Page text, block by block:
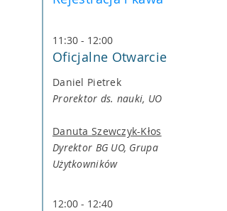
11:30 - 12:00
Oficjalne Otwarcie
Daniel Pietrek
Prorektor ds. nauki, UO
Danuta Szewczyk-Kłos
Dyrektor BG UO, Grupa
Użytkowników
12:00 - 12:40